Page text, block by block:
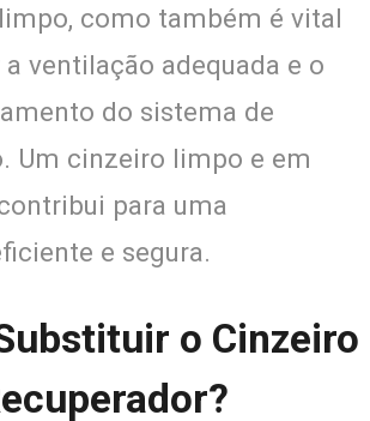
como também é vital
ventilação adequada e o
do sistema de
Um cinzeiro limpo e em
para uma
e segura.
o Cinzeiro